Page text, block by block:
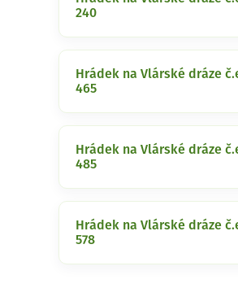
240
Hrádek na Vlárské dráze
465
Hrádek na Vlárské dráze
485
Hrádek na Vlárské dráze
578